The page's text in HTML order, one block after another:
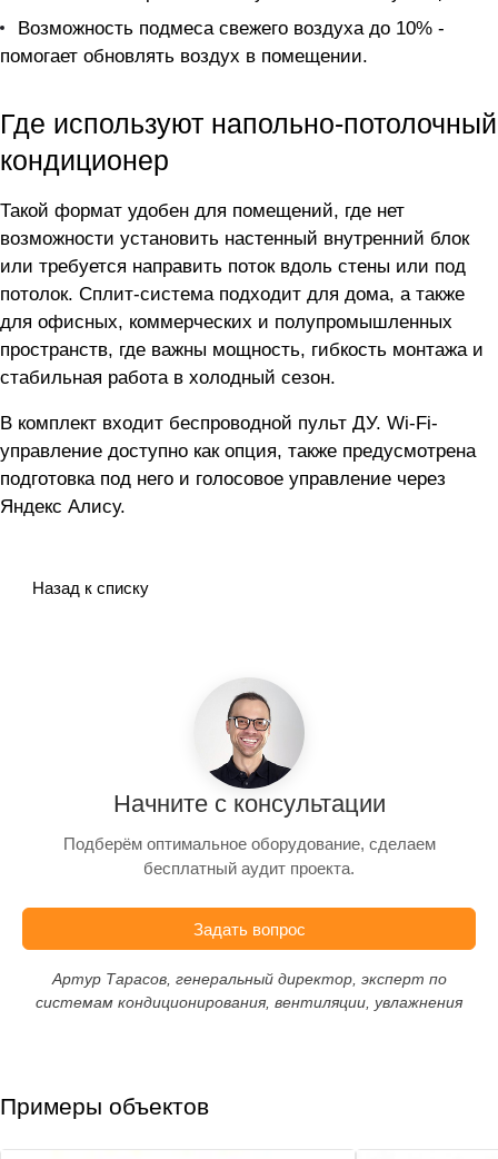
Возможность подмеса свежего воздуха до 10% -
помогает обновлять воздух в помещении.
Где используют напольно-потолочный
кондиционер
Такой формат удобен для помещений, где нет
возможности установить настенный внутренний блок
или требуется направить поток вдоль стены или под
потолок. Сплит-система подходит для дома, а также
для офисных, коммерческих и полупромышленных
пространств, где важны мощность, гибкость монтажа и
стабильная работа в холодный сезон.
В комплект входит беспроводной пульт ДУ. Wi-Fi-
управление доступно как опция, также предусмотрена
подготовка под него и голосовое управление через
Яндекс Алису.
Назад к списку
Начните с консультации
Подберём оптимальное оборудование, сделаем
бесплатный аудит проекта.
Задать вопрос
Артур Тарасов, генеральный директор, эксперт по
системам кондиционирования, вентиляции, увлажнения
Примеры объектов